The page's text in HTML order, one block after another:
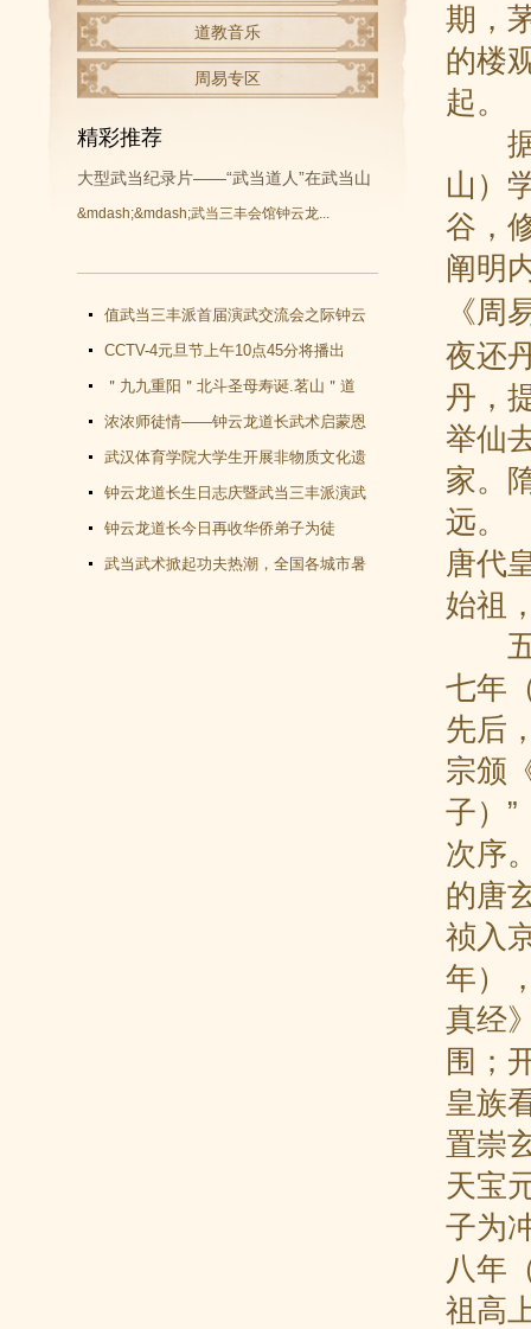
道教音乐
周易专区
精彩推荐
大型武当纪录片——“武当道人”在武当山
&mdash;&mdash;武当三丰会馆钟云龙...
值武当三丰派首届演武交流会之际钟云
龙道长再收新徒
CCTV-4元旦节上午10点45分将播出
《武当功夫传人 钟云龙》纪录片
＂九九重阳＂北斗圣母寿诞.茗山＂道
教文化＂汇演圆满谢幕
浓浓师徒情——钟云龙道长武术启蒙恩
师千里赴武当会面
武汉体育学院大学生开展非物质文化遗
产（武当武术）调查活动
钟云龙道长生日志庆暨武当三丰派演武
交流大会成功举办
钟云龙道长今日再收华侨弟子为徒
武当武术掀起功夫热潮，全国各城市暑
期，
的楼
起。
据
山）
谷，
阐明
《周
夜还
丹，
举仙
家。
远。
唐代
始祖
五
七年
先后
宗颁
子）
次序
的唐
祯入
年）
真经
围；
皇族
置崇
天宝
子为
八年
祖高